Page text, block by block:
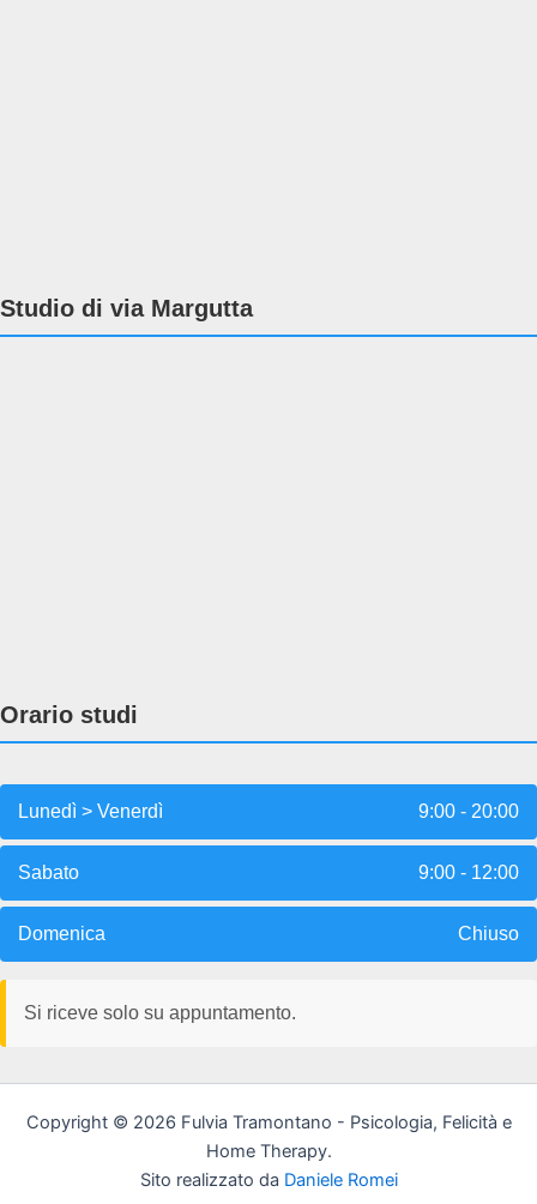
Studio di via Margutta
Orario studi
Lunedì > Venerdì 9:00 - 20:00
Sabato 9:00 - 12:00
Domenica Chiuso
Si riceve solo su appuntamento.
Copyright © 2026 Fulvia Tramontano - Psicologia, Felicità e
Home Therapy.
Sito realizzato da Daniele Romei